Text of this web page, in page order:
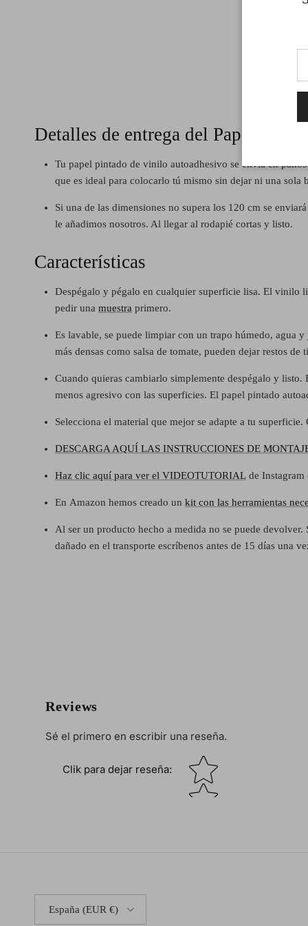
Detalles de entrega del Papel
Tu papel pintado de vinilo autoadhesivo se envía en
que es ideal para colocarlo tú mismo sin dejar ni una sola
Si una de las dimensiones no supera los 120 cm se
le añadimos nosotros. Al llegar al rodapié cortas y listo.
Características
Despégalo y pégalo en cualquier superficie lisa. El vinilo
pedir una muestra primero.
Es lavable, se puede limpiar con un trapo húmedo, agua
más densas como salsa de tomate, pueden dejar restos
Cuando quieras cambiarlo simplemente despégalo y
menos agresivo con las superficies. El papel pintado
Selecciona el material que mejor se adapte a tu
DESCARGA AQUÍ LAS INSTRUCCIONES DE
Haz clic aquí para ver el VIDEOTUTORIAL de Instagram
En Amazon hemos creado un kit con las herramientas
Al ser un producto hecho a medida no se puede devolver.
dañado en el transporte escríbenos antes de 15 días una
Reviews
Sé el primero en escribir una reseña.
Clik para dejar reseña: Star rating
España (EUR €)